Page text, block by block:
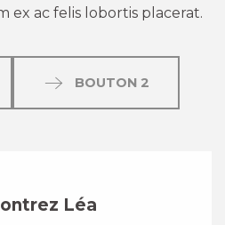
ex ac felis lobortis placerat.
BOUTON 2
Léa